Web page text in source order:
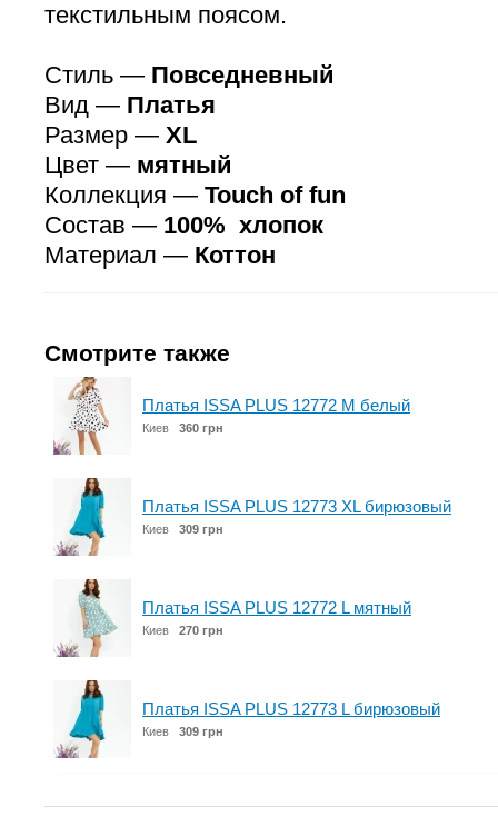
текстильным поясом.
Стиль — Повседневный
Вид — Платья
Размер — XL
Цвет — мятный
Коллекция — Touch of fun
Состав — 100% хлопок
Материал — Коттон
Смотрите также
Платья ISSA PLUS 12772 M белый
Киев 360 грн
Платья ISSA PLUS 12773 XL бирюзовый
Киев 309 грн
Платья ISSA PLUS 12772 L мятный
Киев 270 грн
Платья ISSA PLUS 12773 L бирюзовый
Киев 309 грн